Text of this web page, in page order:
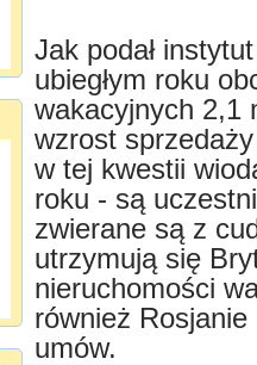
Jak podał
ubiegłym roku
wakacyjnych 2,1
wzrost
w tej kwestii
roku - są
zwierane są z
utrzymują się
nieruchomości
również
umów.